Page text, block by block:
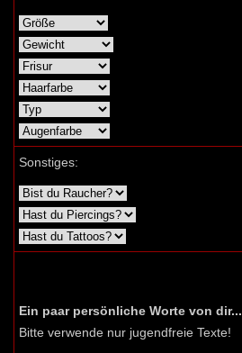
Sonstiges:
Ein paar persönliche Worte von dir...
Bitte verwende nur jugendfreie Texte!